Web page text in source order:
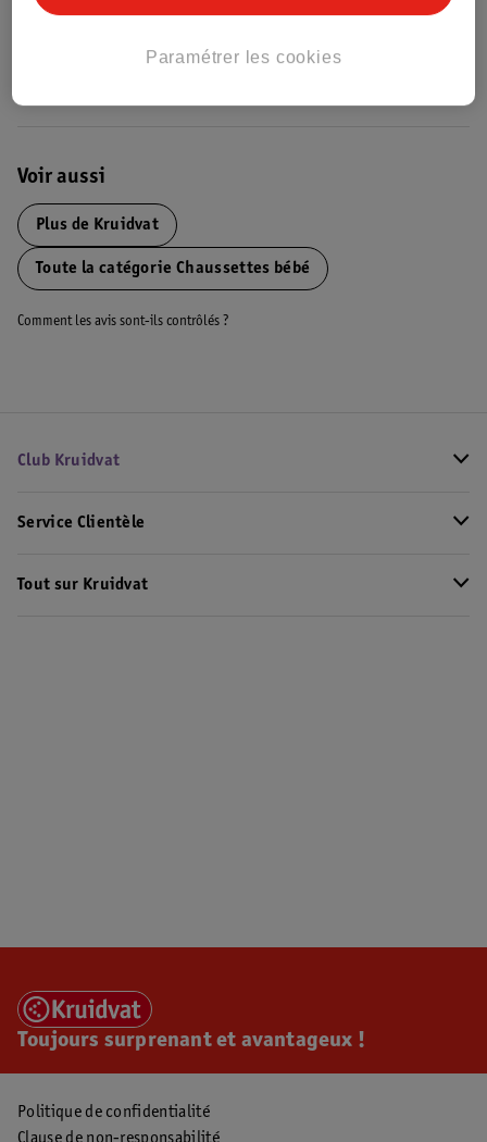
Voir aussi
Plus de Kruidvat
Toute la catégorie Chaussettes bébé
Comment les avis sont-ils contrôlés ?
Club Kruidvat
Service Clientèle
Tout sur Kruidvat
Toujours surprenant et avantageux !
Politique de confidentialité
Paramétrer les cookies